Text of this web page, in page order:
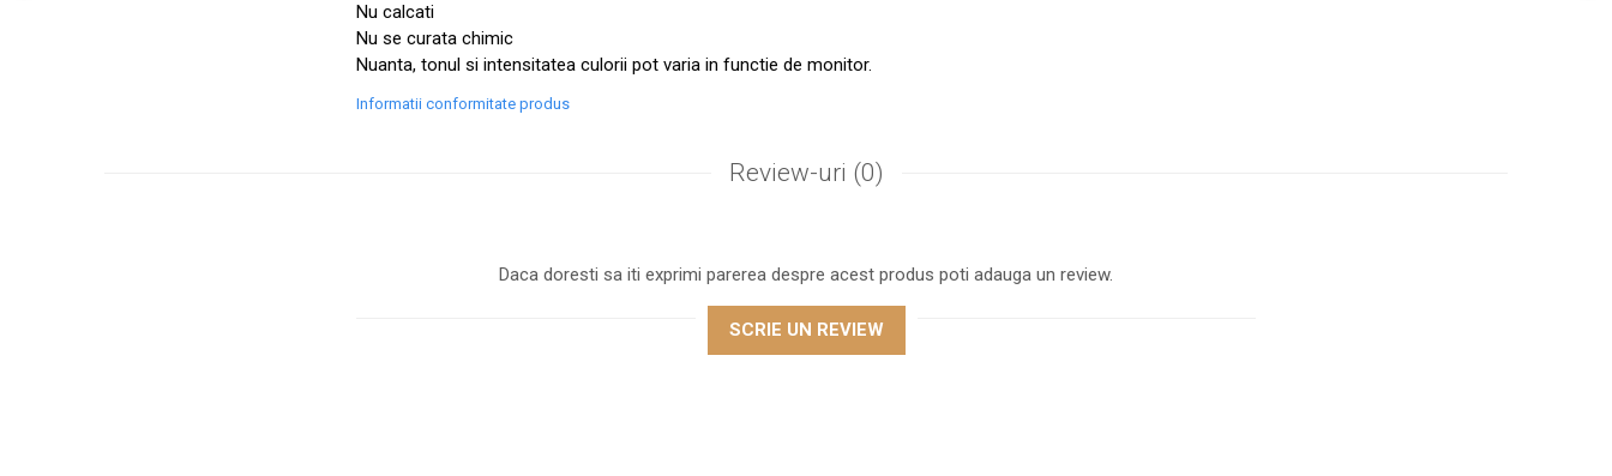
Nu calcati
Nu se curata chimic
Nuanta, tonul si intensitatea culorii pot varia in functie de monitor.
Informatii conformitate produs
Review-uri (0)
Daca doresti sa iti exprimi parerea despre acest produs poti adauga un review.
SCRIE UN REVIEW